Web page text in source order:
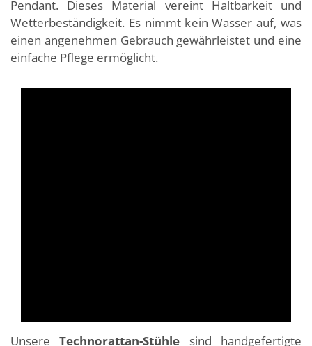
Pendant. Dieses Material vereint Haltbarkeit und
Wetterbeständigkeit. Es nimmt kein Wasser auf, was
einen angenehmen Gebrauch gewährleistet und eine
einfache Pflege ermöglicht.
Unsere Technorattan-Stühle sind handgefertigte